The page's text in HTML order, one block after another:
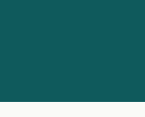
Ελλάδα